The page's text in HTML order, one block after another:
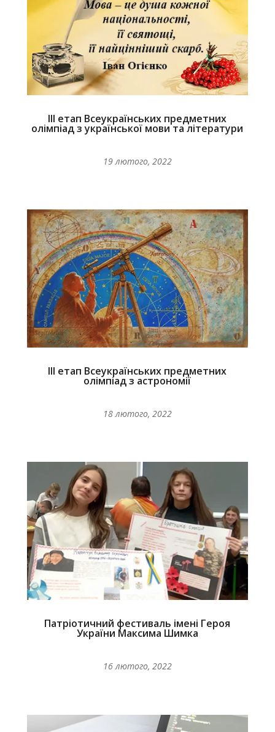
ІІІ етап Всеукраїнських предметних
олімпіад з української мови та літератури
19 лютого, 2022
ІІІ етап Всеукраїнських предметних
олімпіад з астрономії
18 лютого, 2022
Патріотичний фестиваль імені Героя
України Максима Шимка
16 лютого, 2022